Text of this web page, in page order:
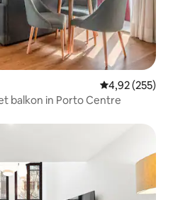
Gemiddelde
4,92 (255)
balkon in Porto Centre